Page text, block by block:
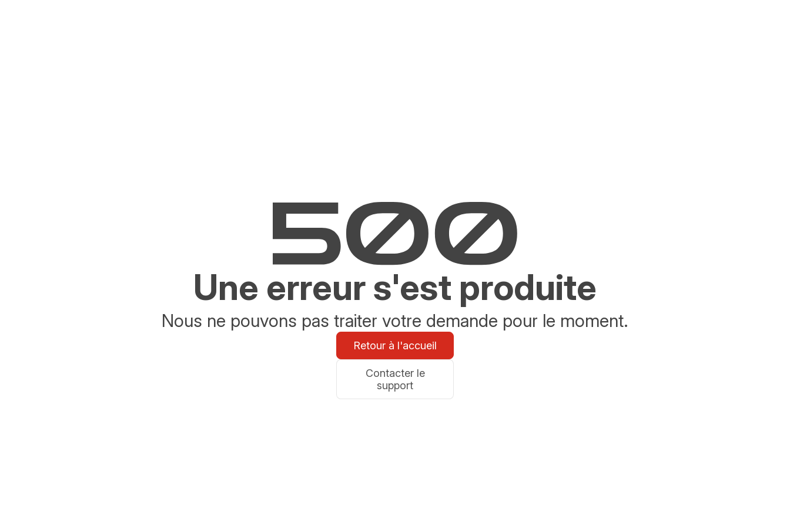
Une erreur s'est produite
Nous ne pouvons pas traiter votre demande pour le moment.
Retour à l'accueil
Contacter le
support